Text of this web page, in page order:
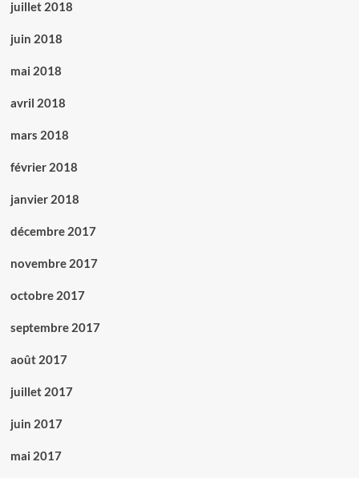
juillet 2018
juin 2018
mai 2018
avril 2018
mars 2018
février 2018
janvier 2018
décembre 2017
novembre 2017
octobre 2017
septembre 2017
août 2017
juillet 2017
juin 2017
mai 2017